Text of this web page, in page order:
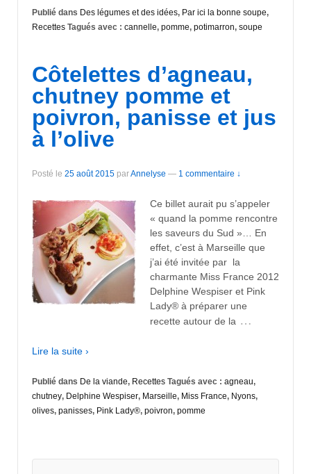
Publié dans Des légumes et des idées, Par ici la bonne soupe,
Recettes Tagués avec : cannelle, pomme, potimarron, soupe
Côtelettes d’agneau,
chutney pomme et
poivron, panisse et jus
à l’olive
Posté le 25 août 2015 parAnnelyse — 1 commentaire ↓
Ce billet aurait pu s’appeler
« quand la pomme rencontre
les saveurs du Sud »… En
effet, c’est à Marseille que
j’ai été invitée par la
charmante Miss France 2012
Delphine Wespiser et Pink
Lady® à préparer une
recette autour de la …
Lire la suite ›
Publié dans De la viande, Recettes Tagués avec : agneau,
chutney, Delphine Wespiser, Marseille, Miss France, Nyons,
olives, panisses, Pink Lady®, poivron, pomme